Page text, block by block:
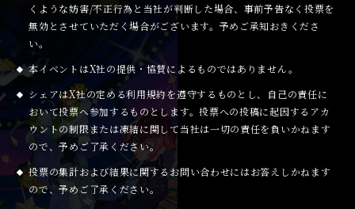
くような妨害/不正行為と当社が判断した場合、事前予告なく投票を
無効とさせていただく場合がございます。予めご承知おきくださ
い。
本イベントはX社の提供・協賛によるものではありません。
シェアはX社の定める利用規約を遵守するものとし、自己の責任に
おいて投票へ参加するものとします。投票への投稿に起因するアカ
ウントの制限または凍結に関して当社は一切の責任を負いかねます
ので、予めご了承ください。
投票の集計および結果に関するお問い合わせにはお答えしかねます
ので、予めご了承ください。